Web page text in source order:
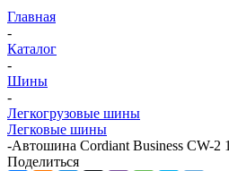
Главная
-
Каталог
-
Шины
-
Легкогрузовые шины
Легковые шины
-Автошина Cordiant Business CW-2
Поделиться